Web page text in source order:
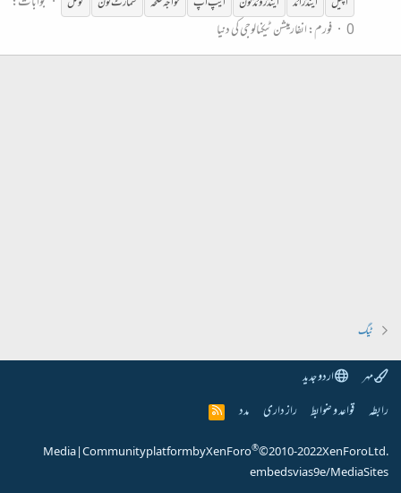
0 فورم:انفارمیشن ٹیکنالوجی کی دنیا
ٹیگ
مہر
اردو جدید
رابطہ قواعد و ضوابط راز داری مدد
R
S
Community platform by XenForo®© 2010-2022 XenForo Ltd.
|
Media
embeds via s9e/MediaSites